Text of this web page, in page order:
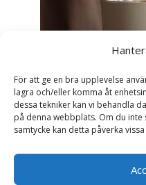
För att ge en bra upplevelse
lagra och/eller komma åt
dessa tekniker kan vi behandla
på denna webbplats. Om du
samtycke kan detta påverka
Ljuslykta Älskade